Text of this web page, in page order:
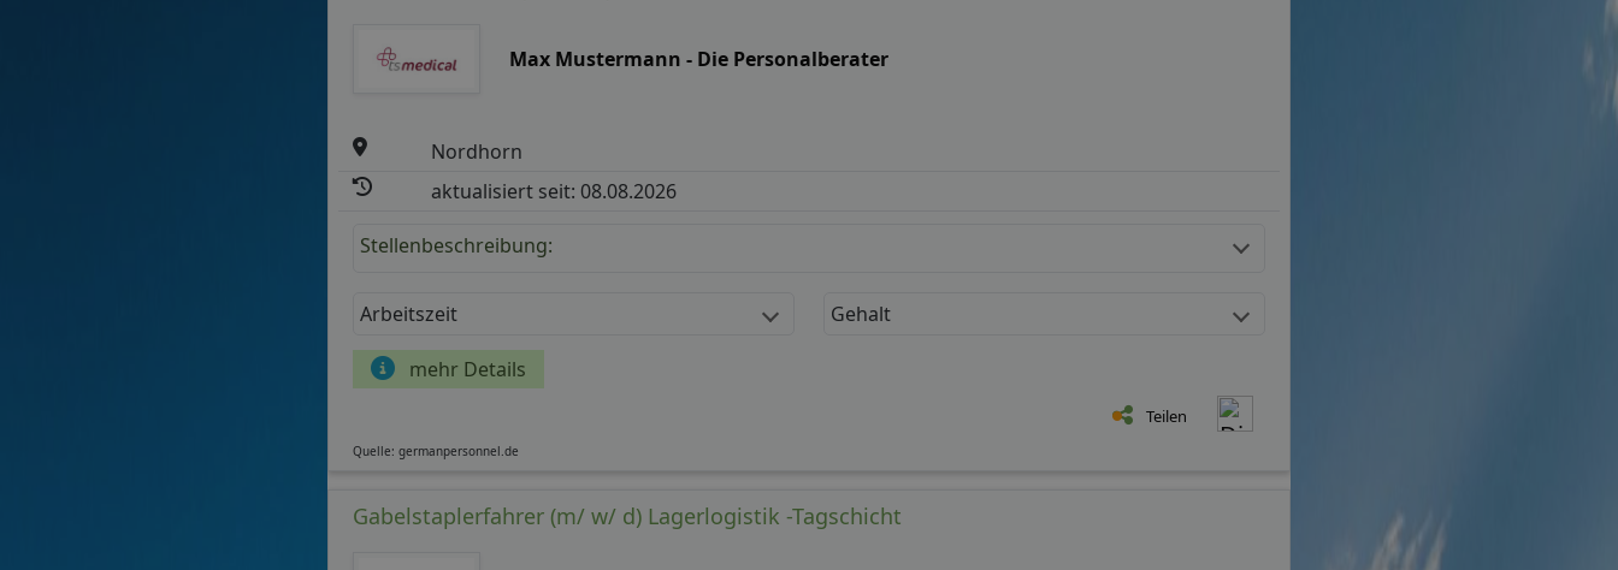
Max Mustermann - Die Personalberater
Nordhorn
aktualisiert seit: 08.08.2026
Stellenbeschreibung:
Arbeitszeit Gehalt
mehr Details
Teilen
Quelle: germanpersonnel.de
Gabelstaplerfahrer (m/ w/ d) Lagerlogistik -Tagschicht